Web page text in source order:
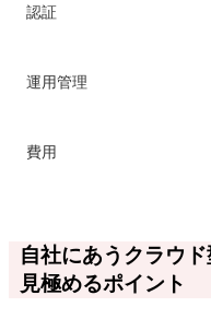
認証
運用管理
費用
自社にあうクラウ
見極めるポイント